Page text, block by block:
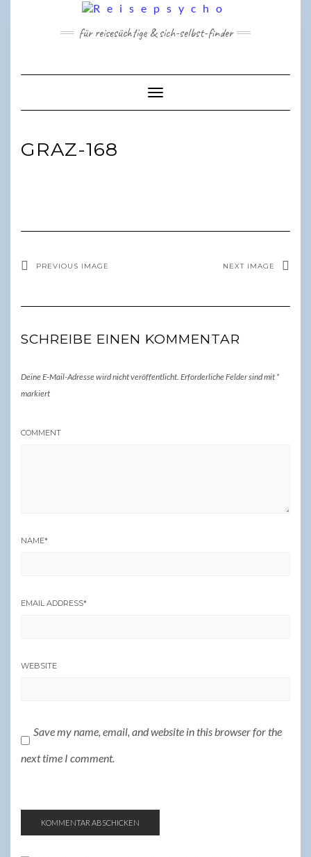
für reisesüchtige & sich-selbst-finder
Toggle Navigation
GRAZ-168
PREVIOUS IMAGE NEXT IMAGE
SCHREIBE EINEN KOMMENTAR
Deine E-Mail-Adresse wird nicht veröffentlicht. Erforderliche Felder sind mit *
markiert
COMMENT
NAME*
EMAIL ADDRESS*
WEBSITE
Save my name, email, and website in this browser for the
next time I comment.